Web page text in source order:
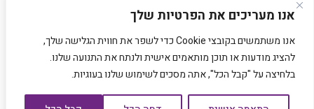
אנו מעריכים את הפרטיות שלך
אנו משתמשים בקובצי Cookie כדי לשפר את חווית הגלישה שלך,
להציג מודעות או תוכן מותאמים אישית ולנתח את התנועה שלנו.
בלחיצה על "קבל הכל", אתה מסכים לשימוש שלנו בעוגיות.
Developed by Matat Technologies LTD